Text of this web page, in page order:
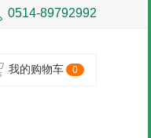
0514-89792992
我的购物车 0